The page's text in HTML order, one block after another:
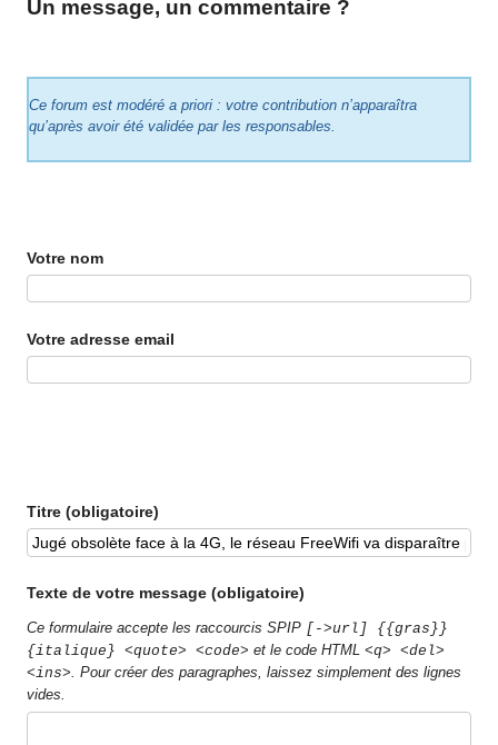
Un message, un commentaire ?
Ce forum est modéré a priori : votre contribution n’apparaîtra
qu’après avoir été validée par les responsables.
Votre nom
Votre adresse email
Titre (obligatoire)
Texte de votre message (obligatoire)
Ce formulaire accepte les raccourcis SPIP [->url] {{gras}}
{italique} <quote> <code> et le code HTML<q> <del>
<ins> . Pour créer des paragraphes, laissez simplement des lignes
vides.